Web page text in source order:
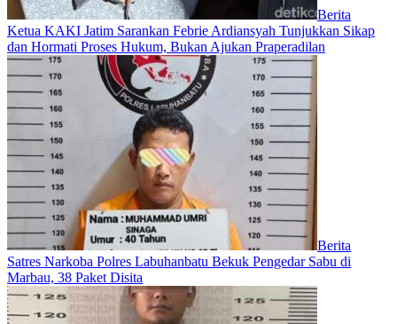
Berita
Ketua KAKI Jatim Sarankan Febrie Ardiansyah Tunjukkan Sikap
dan Hormati Proses Hukum, Bukan Ajukan Praperadilan
Berita
Satres Narkoba Polres Labuhanbatu Bekuk Pengedar Sabu di
Marbau, 38 Paket Disita